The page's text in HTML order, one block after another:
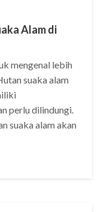
Alam di
mengenal lebih
suaka alam
perlu dilindungi.
suaka alam akan